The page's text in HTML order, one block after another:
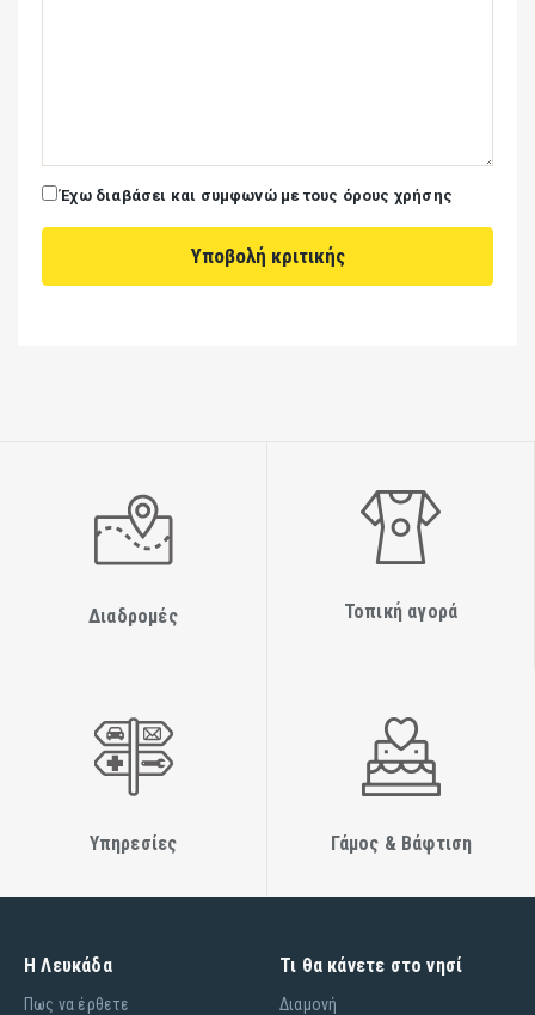
Έχω διαβάσει και συμφωνώ με τους όρους χρήσης
Διαδρομές Τοπική αγορά
Υπηρεσίες Γάμος & Βάφτιση
Η Λευκάδα
Πως να έρθετε
Τι θα κάνετε στο νησί
Διαμονή